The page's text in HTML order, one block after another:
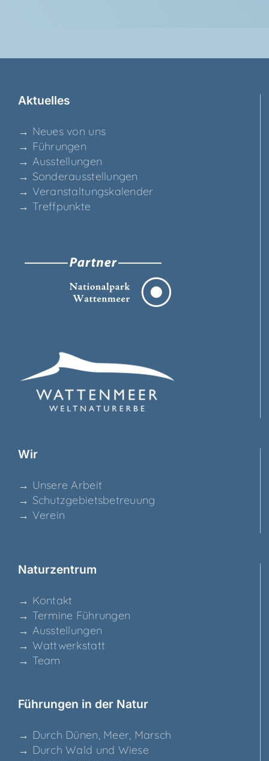
Aktu­el­les
→ Neu­es von uns
→ Füh­run­gen
→ Aus­stel­lun­gen
→ Son­der­aus­stel­lun­gen
→ Ver­an­stal­tungs­ka­len­der
→ Treff­punk­te
Wir
→ Unse­re Arbeit
→ Schutz­ge­biets­be­treu­ung
→ Ver­ein
Natur­zen­trum
→ Kon­takt
→ Ter­mi­ne Führungen
→ Aus­stel­lun­gen
→ Watt­werk­statt
→ Team
Füh­run­gen in der Natur
→ Durch Dünen, Meer, Marsch
→ Durch Wald und Wiese